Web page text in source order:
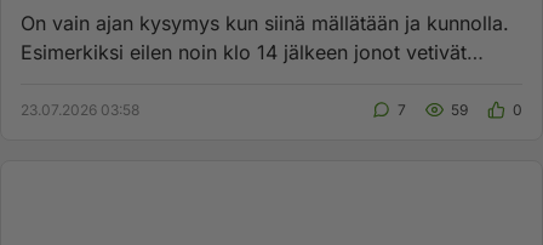
On vain ajan kysymys kun siinä mällätään ja kunnolla.
Esimerkiksi eilen noin klo 14 jälkeen jonot vetivät
23.07.2026 03:58 7 59 0